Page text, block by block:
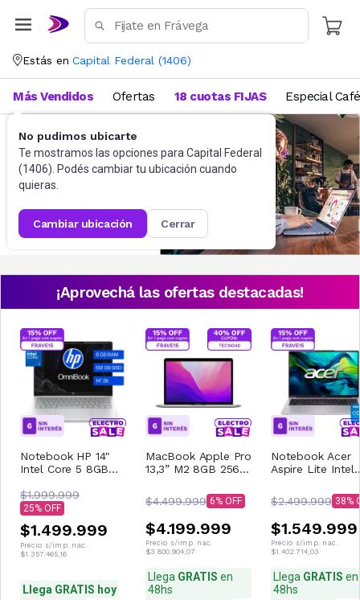
Estás en Capital Federal (1406)
No pudimos ubicarte
Te mostramos las opciones para Capital Federal
(1406). Podés cambiar tu ubicación cuando
quieras.
cambiar ubicación cerrar
Más Vendidos Ofertas 18 cuotas FIJAS Especial Café
¡Aprovechá las ofertas destacadas!
Notebook HP 14"
Intel Core 5 8GB
14-HU0050LA
$1.999.999
25
$1.499.999
Precio s/imp. nac.
$1.357.465,16
Llega GRATIS hoy
MacBook Apple Pro
13,3” M2 8GB 256
Space Gray
$4.499.999 6
$4.199.999
Precio s/imp. nac.
$3.800.904,07
Llega GRATIS en
48hs
Notebook Acer
Aspire Lite Intel
AL16-52P-579C
$2.499.999 38
$1.549.999
Precio s/imp. nac.
$1.402.714,03
Llega GRATIS en
48hs